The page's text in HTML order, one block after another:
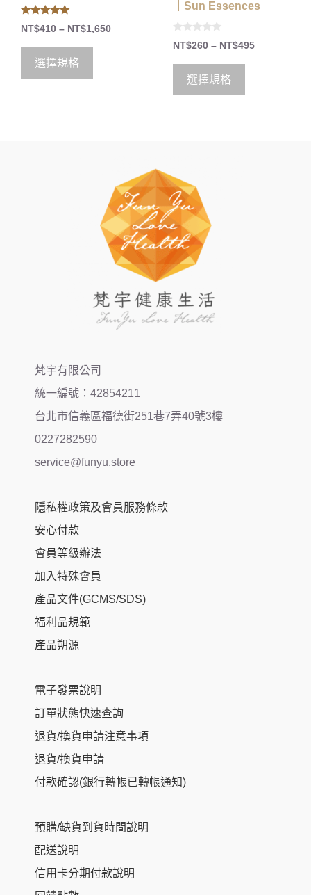
5.00
out of 5
NT$410 – NT$1,650
選擇規格
｜Sun Essences
0
o
t
5
NT$260 – NT$495
選擇規格
梵宇有限公司
統一編號：42854211
台北市信義區福德街251巷7弄40號3樓
0227282590
service@funyu.store
隱私權政策及會員服務條款
安心付款
會員等級辦法
加入特殊會員
產品文件(GCMS/SDS)
福利品規範
產品朔源
電子發票說明
訂單狀態快速查詢
退貨/換貨申請注意事項
退貨/換貨申請
付款確認(銀行轉帳已轉帳通知)
預購/缺貨到貨時間說明
配送說明
信用卡分期付款說明